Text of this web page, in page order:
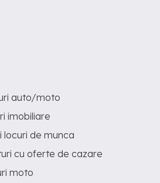
auto/moto
imobiliare
locuri de munca
cu oferte de cazare
moto